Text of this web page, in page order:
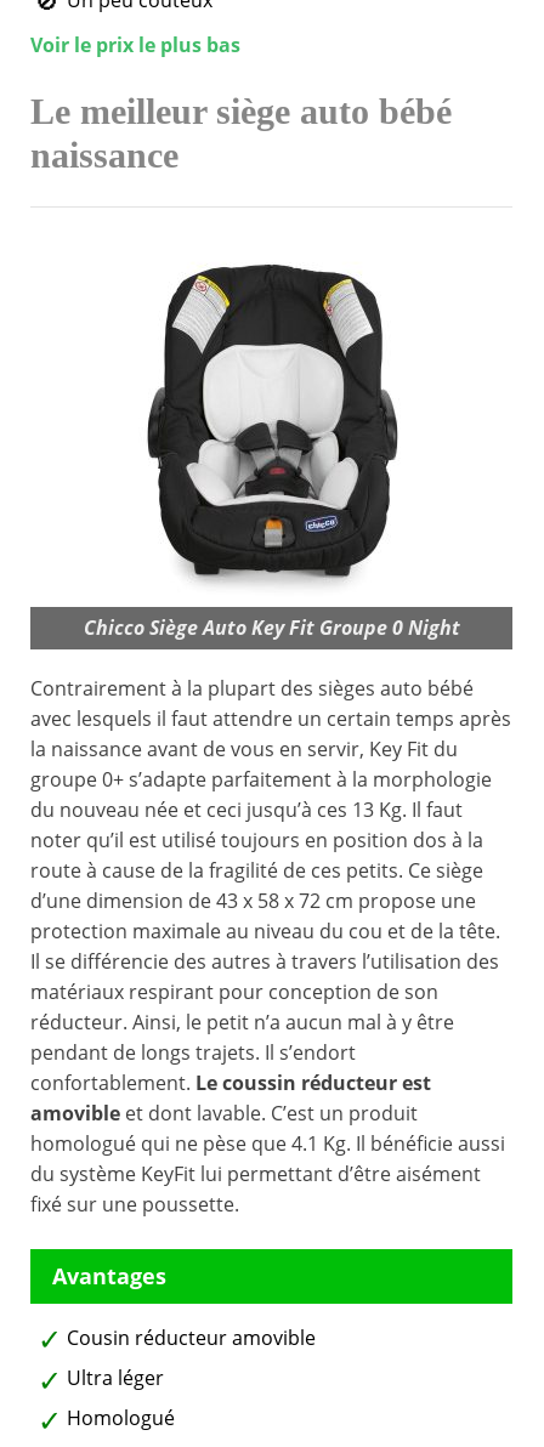
Voir le prix le plus bas
Le meilleur siège auto bébé
naissance
Chicco Siège Auto Key Fit Groupe 0 Night
Contrairement à la plupart des sièges auto bébé
avec lesquels il faut attendre un certain temps après
la naissance avant de vous en servir, Key Fit du
groupe 0+ s’adapte parfaitement à la morphologie
du nouveau née et ceci jusqu’à ces 13 Kg. Il faut
noter qu’il est utilisé toujours en position dos à la
route à cause de la fragilité de ces petits. Ce siège
d’une dimension de 43 x 58 x 72 cm propose une
protection maximale au niveau du cou et de la tête.
Il se différencie des autres à travers l’utilisation des
matériaux respirant pour conception de son
réducteur. Ainsi, le petit n’a aucun mal à y être
pendant de longs trajets. Il s’endort
confortablement. Le coussin réducteur est
amovible et dont lavable. C’est un produit
homologué qui ne pèse que 4.1 Kg. Il bénéficie aussi
du système KeyFit lui permettant d’être aisément
fixé sur une poussette.
Cousin réducteur amovible
Ultra léger
Homologué